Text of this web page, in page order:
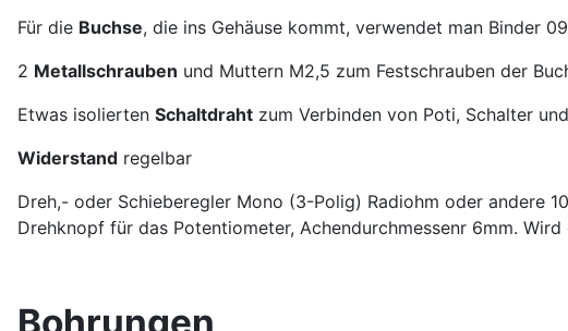
Für die Buchse, die ins Gehäuse kommt, verwendet man Binder
2 Metallschrauben und Muttern M2,5 zum Festschrauben der
Etwas isolierten Schaltdraht zum Verbinden von Poti, Schalter
Widerstand regelbar
Dreh,- oder Schieberegler Mono (3-Polig) Radiohm oder andere
Drehknopf für das Potentiometer, Achendurchmessenr 6mm.